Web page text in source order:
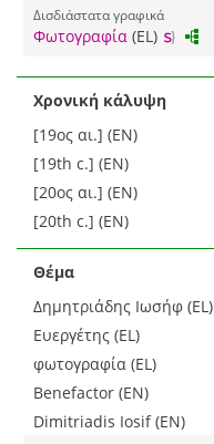
Δισδιάστατα γραφικά
Φωτογραφία (EL)
Χρονική κάλυψη
[19ος αι.] (EN)
[19th c.] (EN)
[20ος αι.] (EN)
[20th c.] (EN)
Θέμα
Δημητριάδης Ιωσήφ (EL)
Ευεργέτης (EL)
φωτογραφία (EL)
Benefactor (EN)
Dimitriadis Iosif (EN)